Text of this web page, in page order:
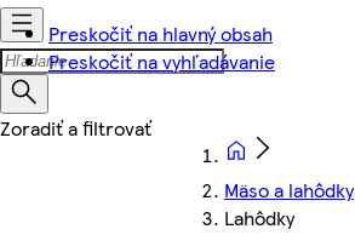
Preskočiť na hlavný obsah
Preskočiť na vyhľadávanie
Mäso a lahôdky
Lahôdky